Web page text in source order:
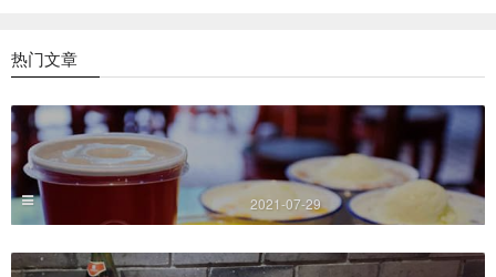
热门文章
2021-07-29